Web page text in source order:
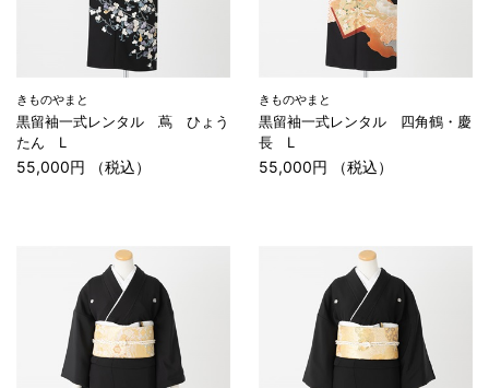
きものやまと
黒留袖一式レンタル 蔦 ひょう
たん L
55,000円 （税込）
きものやまと
黒留袖一式レンタル 四角鶴・慶
長 L
55,000円 （税込）